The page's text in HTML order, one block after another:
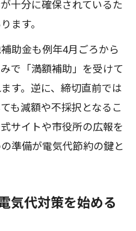
十分に確保されているた
ます。
助金も例年4月ごろから
で「満額補助」を受けて
す。逆に、締切直前では
も減額や不採択となるこ
サイトや市役所の広報を
準備が電気代節約の鍵と
気代対策を始める